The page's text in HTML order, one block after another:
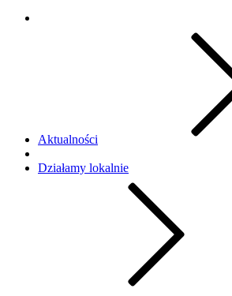
Aktualności
Działamy lokalnie